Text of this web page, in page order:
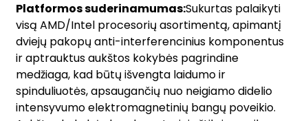
Platformos suderinamumas:Sukurtas palaikyti
visą AMD/Intel procesorių asortimentą, apimantį
dviejų pakopų anti-interferencinius komponentus
ir aptrauktus aukštos kokybės pagrindine
medžiaga, kad būtų išvengta laidumo ir
spinduliuotės, apsaugančių nuo neigiamo didelio
intensyvumo elektromagnetinių bangų poveikio.